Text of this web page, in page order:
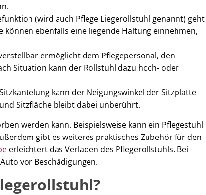
(wird auch Pflege Liegerollstuhl genannt) geht
ebenfalls eine liegende Haltung einnehmen,
ermöglicht dem Pflegepersonal, den
Situation kann der Rollstuhl dazu hoch- oder
kann der Neigungswinkel der Sitzplatte
Sitzfläche bleibt dabei unberührt.
werden kann. Beispielsweise kann ein Pflegestuhl
gibt es weiteres praktisches Zubehör für den
erleichtert das Verladen des Pflegerollstuhls. Bei
vor Beschädigungen.